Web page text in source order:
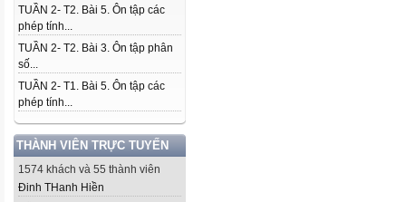
TUẦN 2- T2. Bài 5. Ôn tập các
phép tính...
TUẦN 2- T2. Bài 3. Ôn tập phân
số...
TUẦN 2- T1. Bài 5. Ôn tập các
phép tính...
THÀNH VIÊN TRỰC TUYẾN
1574 khách và 55 thành viên
Đinh THanh Hiền